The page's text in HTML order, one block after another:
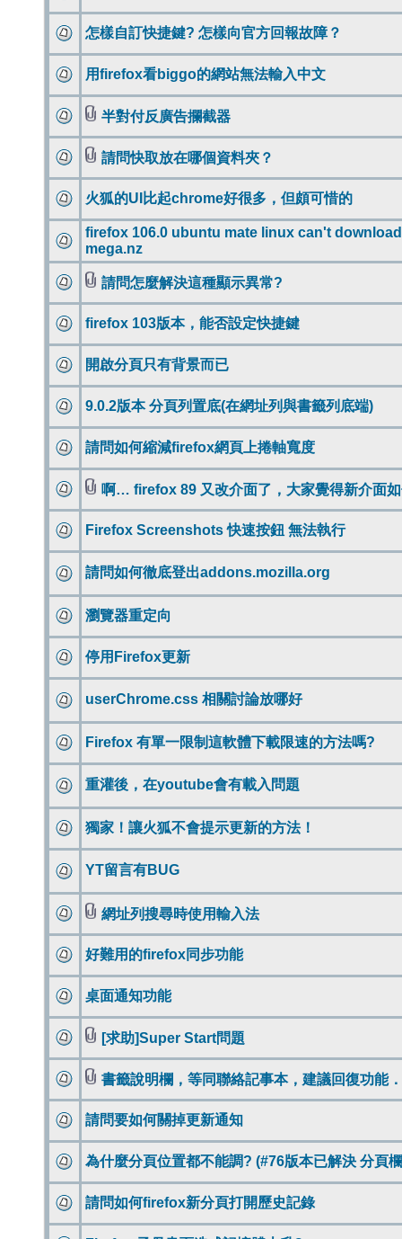
怎樣自訂快捷鍵? 怎樣向官方回報故障？
用firefox看biggo的網站無法輸入中文
半對付反廣告攔截器
請問快取放在哪個資料夾？
火狐的UI比起chrome好很多，但頗可惜的
firefox 106.0 ubuntu mate linux can't download
mega.nz
請問怎麼解決這種顯示異常?
firefox 103版本，能否設定快捷鍵
開啟分頁只有背景而已
9.0.2版本 分頁列置底(在網址列與書籤列底端)
請問如何縮減firefox網頁上捲軸寬度
啊… firefox 89 又改介面了，大家覺得新介面
Firefox Screenshots 快速按鈕 無法執行
請問如何徹底登出addons.mozilla.org
瀏覽器重定向
停用Firefox更新
userChrome.css 相關討論放哪好
Firefox 有單一限制這軟體下載限速的方法嗎?
重灌後，在youtube會有載入問題
獨家！讓火狐不會提示更新的方法！
YT留言有BUG
網址列搜尋時使用輸入法
好難用的firefox同步功能
桌面通知功能
[求助]Super Start問題
書籤說明欄，等同聯絡記事本，建議回復功能．
請問要如何關掉更新通知
為什麼分頁位置都不能調? (#76版本已解決 分頁
請問如何firefox新分頁打開歷史記錄